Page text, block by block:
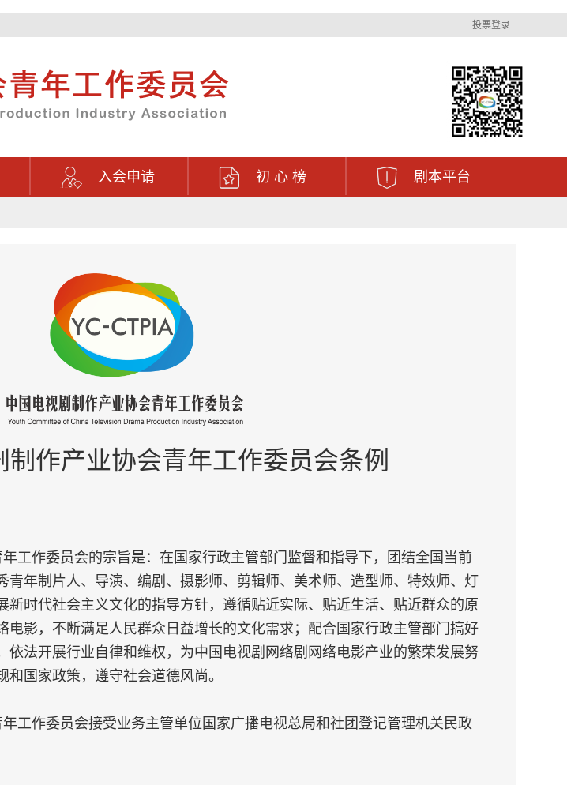
投票登录
入会申请 初 心 榜 剧本平台
制作产业协会青年工作委员会条例
工作委员会的宗旨是：在国家行政主管部门监督和指导下，团结全国当前
青年制片人、导演、编剧、摄影师、剪辑师、美术师、造型师、特效师、灯
新时代社会主义文化的指导方针，遵循贴近实际、贴近生活、贴近群众的原
电影，不断满足人民群众日益增长的文化需求；配合国家行政主管部门搞好
依法开展行业自律和维权，为中国电视剧网络剧网络电影产业的繁荣发展努
国家政策，遵守社会道德风尚。
工作委员会接受业务主管单位国家广播电视总局和社团登记管理机关民政